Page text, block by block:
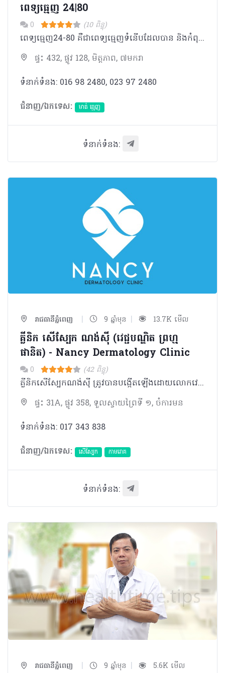
ពេទ្យធ្មេញ 24|80
0 (10 ពិន្ទុ)
ពេទ្យធ្មេញ24-80 គឺជាពេទ្យធ្មេញទំនើបដែលបាន និងកំពុងផ្តល់ជូននូវសេវាព្យាបាលមាត់ធ្មេញ ប្រកបដោយគុណភាពខ្ពស់ អនាម័យត្រឹមត្រូវតាមស្តង់ដារបច្ចេកវិទ្យាទំនើប ជាមួយនឹងក្រុមគ្រូពេទ្យមានជំនាញវិជ្ជាជីវៈច្បាស់លាស់ និងក្រមសីលធម៌ល្អ។
ផ្ទះ 432, ផ្លូវ 128, មិត្ដភាព, ៧មករា
ទំនាក់ទំនង: 016 98 2480, 023 97 2480
ជំនាញ/ឯកទេស:
មាត់ ធ្មេញ
ទំនាក់ទំនង:
រាជធានីភ្នំពេញ | 9 ឆ្នាំមុន | 13.7K មើល
គ្លីនិក​ សើស្បែក ណង់ស៊ី (វេជ្ជបណ្ឌិត ព្រហ្ម
ផានិត) - Nancy Dermatology Clinic
0 (42 ពិន្ទុ)
គ្លីនិកសើស្បែកណង់ស៊ី ត្រូវបានបង្កើតឡើងដោយលោកវេជ្ជបណ្ឌិត ព្រហ្ម ផានិត ឯកទេសជំងឺសើស្បែកដែលបានបញ្ចប់ការសិក្សាពីប្រទេសបារាំង អនុបណ្ឌិតផ្នែកជំងឺឆ្លងនៃតំបន់ត្រូពិច និងជាអ្នកជំនាញផ្នែកឧបករណ៍​ Laser។ បច្ចុប្បន្ន លោកវេជ្ជបណ្ឌិតកំពុងបំរេីការងារនៅ មន្ទីរពេទ្យ មិត្តភាពខ្មែរ-សូវៀត។
ផ្ទះ 31A, ផ្លូវ 358, ទួលស្វាយព្រៃទី ១, ចំការមន
ទំនាក់ទំនង: 017 343 838
ជំនាញ/ឯកទេស:
សើស្បែក កាមរោគ
ទំនាក់ទំនង:
រាជធានីភ្នំពេញ | 9 ឆ្នាំមុន | 5.6K មើល